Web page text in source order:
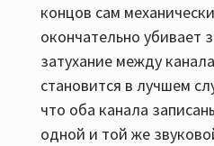
концов сам
окончательно убивает
затухание между
становится в лучшем
что оба канала
одной и той же